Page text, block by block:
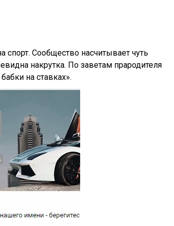
спорт. Сообщество насчитывает чуть
накрутка. По заветам прародителя
на ставках».